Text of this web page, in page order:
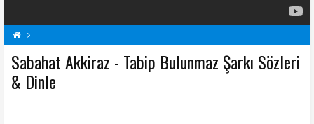
S Sabahat Akkiraz Şarkı Sözleri Şarkı Sözleri Tabip Bulunmaz Şarkı Sözleri
Sabahat Akkiraz - Tabip Bulunmaz Şarkı Sözleri
& Dinle